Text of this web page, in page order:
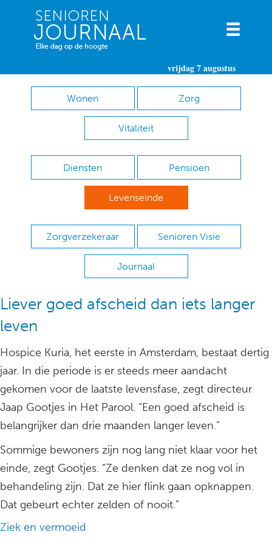
vrijdag 7 augustus
Wonen Zorg
Vitaliteit
Diensten Pensioen
Levenseinde
Zorgverzekeraar Senioren Visie
Journaal
Liever goed afscheid dan iets langer
leven
Hospice Kuria, het eerste in Amsterdam, bestaat dertig
jaar. In die periode is er steeds meer aandacht
gekomen voor de laatste levensfase, zegt directeur
Jaap Gootjes in Het Parool. “Een goed afscheid is
belangrijker dan drie maanden langer leven.”
Sommige bewoners zijn nog lang niet klaar voor het
einde, zegt Gootjes. “Ze denken dat ze nog vol in
behandeling zijn. Dat ze hier flink gaan opknappen.
Dat gebeurt echter zelden of nooit.”
Ziek en vermoeid